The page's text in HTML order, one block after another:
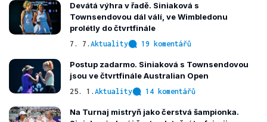
Devátá výhra v řadě. Siniaková s
Townsendovou dál válí, ve Wimbledonu
prolétly do čtvrtfinále
7. 7. Aktuality 19 komentářů
Postup zadarmo. Siniaková s Townsendovou
jsou ve čtvrtfinále Australian Open
25. 1. Aktuality 14 komentářů
Na Turnaj mistryň jako čerstvá šampionka.